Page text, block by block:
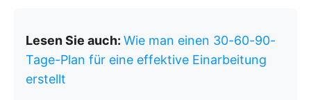
Lesen Sie auch: Wie man einen 30-60-90-
Tage-Plan für eine effektive Einarbeitung
erstellt